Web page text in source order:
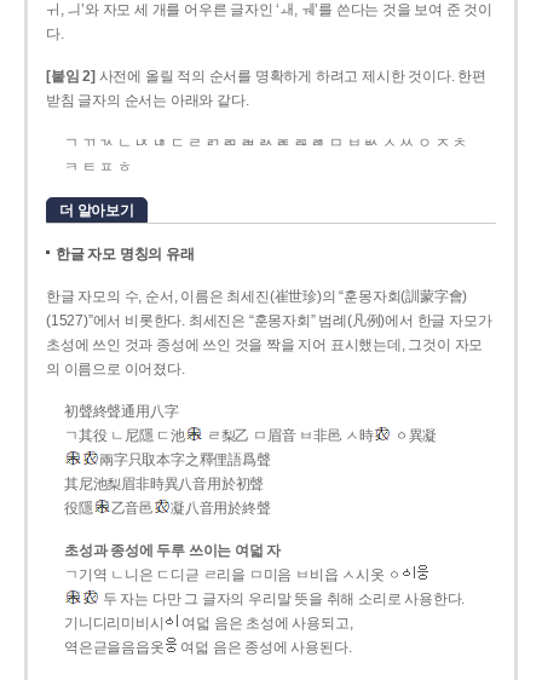
ㅟ, ㅢ’와 자모 세 개를 어우른 글자인 ‘ㅙ, ㅞ’를 쓴다는 것을 보여 준 것이
다.
[붙임 2] 사전에 올릴 적의 순서를 명확하게 하려고 제시한 것이다. 한편
받침 글자의 순서는 아래와 같다.
ㄱ ㄲ ㄳ ㄴ ㄵ ㄶ ㄷ ㄹ ㄺ ㄻ ㄼ ㄽ ㄾ ㄿ ㅀ ㅁ ㅂ ㅄ ㅅ ㅆ ㅇ ㅈ ㅊ
ㅋ ㅌ ㅍ ㅎ
더 알아보기
한글 자모 명칭의 유래
한글 자모의 수, 순서, 이름은 최세진(崔世珍)의 “훈몽자회(訓蒙字會)
(1527)”에서 비롯한다. 최세진은 “훈몽자회” 범례(凡例)에서 한글 자모가
초성에 쓰인 것과 종성에 쓰인 것을 짝을 지어 표시했는데, 그것이 자모
의 이름으로 이어졌다.
初聲終聲通用八字
ㄱ其役 ㄴ尼隱 ㄷ池
ㄹ梨乙 ㅁ眉音 ㅂ非邑 ㅅ時
ㆁ異凝
兩字只取本字之釋俚語爲聲
其尼池梨眉非時異八音用於初聲
役隱
乙音邑 凝八音用於終聲
초성과 종성에 두루 쓰이는 여덟 자
ㄱ기역 ㄴ니은 ㄷ디귿 ㄹ리을 ㅁ미음 ㅂ비읍 ㅅ시옷 ㆁ
두 자는 다만 그 글자의 우리말 뜻을 취해 소리로 사용한다.
기니디리미비시
여덟 음은 초성에 사용되고,
역은귿을음읍옷
여덟 음은 종성에 사용된다.